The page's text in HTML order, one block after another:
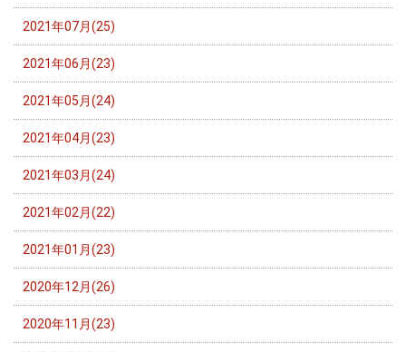
2021年07月(25)
2021年06月(23)
2021年05月(24)
2021年04月(23)
2021年03月(24)
2021年02月(22)
2021年01月(23)
2020年12月(26)
2020年11月(23)